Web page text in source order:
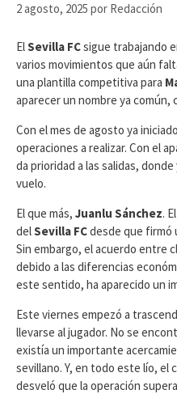
2 agosto, 2025 por Redacción
ElSevilla FCsigue trabajando
varios movimientos que aún
una plantilla competitiva para
aparecer un nombre ya común,
Con el mes de agosto ya
operaciones a realizar. Con el
da prioridad a las salidas,
vuelo.
El que más, Juanlu Sánchez.
delSevilla FCdesde que firmó
Sin embargo, el acuerdo entre
debido a las diferencias
este sentido, ha aparecido un
Este viernes empezó a
llevarse al jugador. No se
existía un importante
sevillano. Y, en todo este lío, el
desveló que la operación